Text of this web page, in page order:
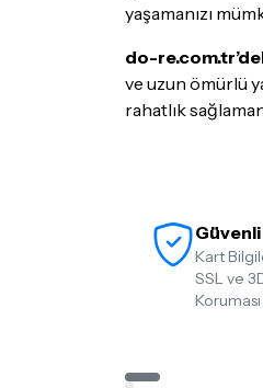
yaşamanızı
do-
ve uzun ömürlü
rahatlık
Güvenli
Kart
SSL ve